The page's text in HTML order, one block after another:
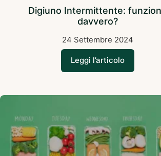
Digiuno Intermittente:
davvero?
24 Settembre 2024
Leggi l’articolo